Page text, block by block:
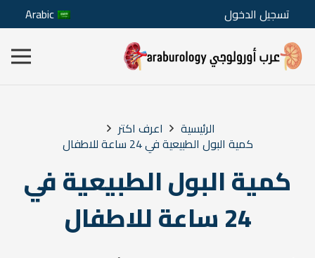
تسجيل الدخول Arabic
الرئيسية اعرف اكتر
كمية البول الطبيعية في 24 ساعة للاطفال
كمية البول الطبيعية في
24 ساعة للاطفال